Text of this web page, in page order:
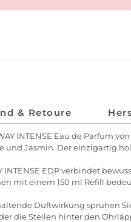
& Retoure
INTENSE Eau de Parfum
und Jasmin. Der einzigartig
INTENSE EDP verbindet
mit einem 150 ml Refill
Duftwirkung sprühen
die Stellen hinter den